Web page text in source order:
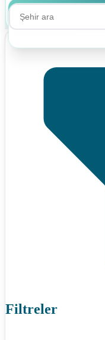
Filtreler